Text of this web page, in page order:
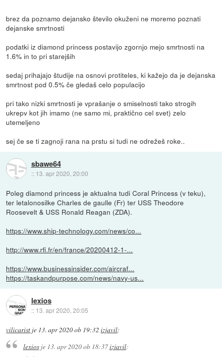
brez da poznamo dejansko število okuženi ne moremo poznati
dejanske smrtnosti
podatki iz diamond princess postavijo zgornjo mejo smrtnosti na
1.6% in to pri starejših
sedaj prihajajo študije na osnovi protiteles, ki kažejo da je dejanska
smrtnost pod 0.5% če gledaš celo populacijo
pri tako nizki smrtnosti je vprašanje o smiselnosti tako strogih
ukrepv kot jih imamo (ne samo mi, praktično cel svet) zelo
utemeljeno
sej če se ti zagnoji rana na prstu si tudi ne odrežeš roke..
sbawe64
:: 13. apr 2020, 20:00
Poleg diamond princess je aktualna tudi Coral Princess (v teku),
ter letalonosilke Charles de gaulle (Fr) ter USS Theodore
Roosevelt & USS Ronald Reagan (ZDA).
https://www.ship-technology.com/news/co...
http://www.rfi.fr/en/france/20200412-1-...
https://www.businessinsider.com/aircraf...
https://taskandpurpose.com/news/navy-us...
lexios
:: 13. apr 2020, 20:05
vilicarist je 13. apr 2020 ob 19:32 izjavil:
lexiosje 13. apr 2020 ob 18:37izjavil: